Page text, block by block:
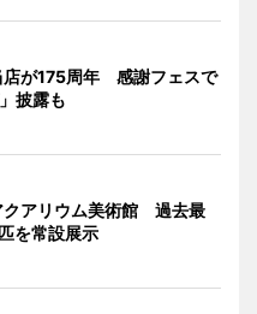
店が175周年 感謝フェスで
披露も
クアリウム美術館 過去最
を常設展示